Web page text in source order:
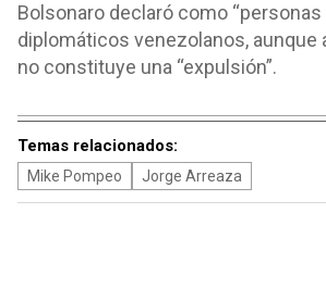
Bolsonaro declaró como “personas
diplomáticos venezolanos, aunque
no constituye una “expulsión”.
Temas relacionados:
Mike Pompeo Jorge Arreaza